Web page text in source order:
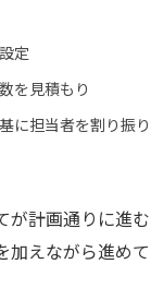
定
を見積もり
に担当者を割り振
が計画通りに進
えながら進めて